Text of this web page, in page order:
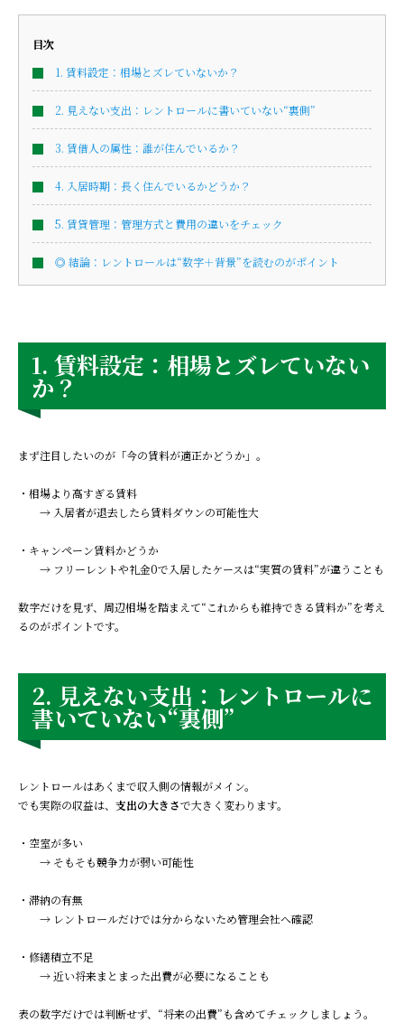
目次
1. 賃料設定：相場とズレていないか？
2. 見えない支出：レントロールに書いていない“裏側”
3. 賃借人の属性：誰が住んでいるか？
4. 入居時期：長く住んでいるかどうか？
5. 賃貸管理：管理方式と費用の違いをチェック
◎ 結論：レントロールは“数字＋背景”を読むのがポイント
1. 賃料設定：相場とズレていない
か？
まず注目したいのが「今の賃料が適正かどうか」。
・相場より高すぎる賃料
→ 入居者が退去したら賃料ダウンの可能性大
・キャンペーン賃料かどうか
→ フリーレントや礼金0で入居したケースは“実質の賃料”が違うことも
数字だけを見ず、周辺相場を踏まえて“これからも維持できる賃料か”を考え
るのがポイントです。
2. 見えない支出：レントロールに
書いていない“裏側”
レントロールはあくまで収入側の情報がメイン。
でも実際の収益は、 支出の大きさで大きく変わります。
・空室が多い
→ そもそも競争力が弱い可能性
・滞納の有無
→ レントロールだけでは分からないため管理会社へ確認
・修繕積立不足
→ 近い将来まとまった出費が必要になることも
表の数字だけでは判断せず、“将来の出費”も含めてチェックしましょう。